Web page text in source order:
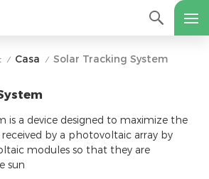
/ Casa / Solar Tracking System
is a device designed to maximize the
by a photovoltaic array by
modules so that they are
sun